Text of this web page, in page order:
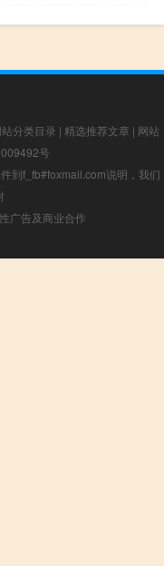
分类目录 | 精选推荐文章 | 网站
号
到f_fb#foxmail.com说明，我们
广告及商业合作